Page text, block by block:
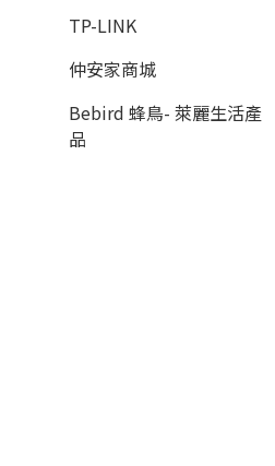
TP-LINK
仲安家商城
Bebird 蜂鳥- 萊麗生活產
品